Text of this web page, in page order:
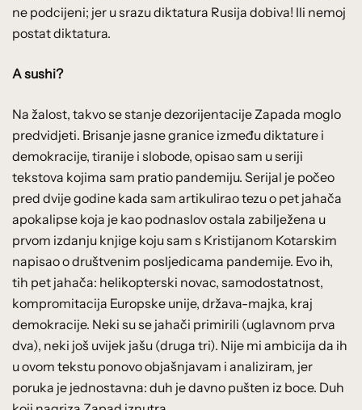
ne podcijeni; jer u srazu diktatura Rusija dobiva! Ili nemoj
postat diktatura.
A sushi?
Na žalost, takvo se stanje dezorijentacije Zapada moglo
predvidjeti. Brisanje jasne granice između diktature i
demokracije, tiranije i slobode, opisao sam u seriji
tekstova kojima sam pratio pandemiju. Serijal je počeo
pred dvije godine kada sam artikulirao tezu o pet jahača
apokalipse koja je kao podnaslov ostala zabilježena u
prvom izdanju knjige koju sam s Kristijanom Kotarskim
napisao o društvenim posljedicama pandemije. Evo ih,
tih pet jahača: helikopterski novac, samodostatnost,
kompromitacija Europske unije, država-majka, kraj
demokracije. Neki su se jahači primirili (uglavnom prva
dva), neki još uvijek jašu (druga tri). Nije mi ambicija da ih
u ovom tekstu ponovo objašnjavam i analiziram, jer
poruka je jednostavna: duh je davno pušten iz boce. Duh